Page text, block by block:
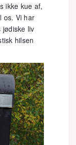
ikke kue af,
os. Vi har
jødiske liv
hilsen